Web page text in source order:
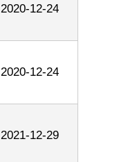
2020-12-24
2020-12-24
2021-12-29